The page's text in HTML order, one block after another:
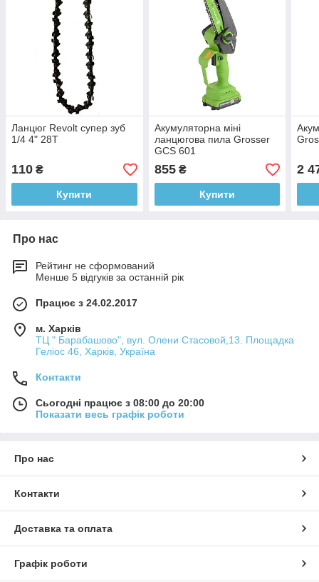
Ланцюг Revolt супер зуб
1/4 4" 28Т
110 ₴
Купити
Акумуляторна міні
ланцюгова пила Grosser
GCS 601
855₴
Купити
2
Про нас
Рейтинг не сформований
Менше 5 відгуків за останній рік
Працює з 24.02.2017
м. Харків
ТЦ " Барабашово", вул. Олени Стасовой,13. Площадка
Геліос 46, Харків, Україна
Контакти
Сьогодні працює з 08:00 до 20:00
Показати весь графік роботи
Про нас
Контакти
Доставка та оплата
Графік роботи